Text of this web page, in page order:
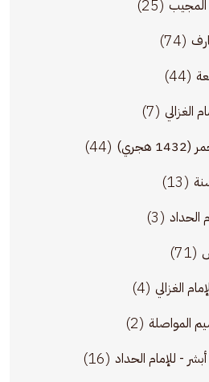
المجيب (25)
(74)
(44)
الغزالي (7)
هجري) (44)
(13)
الحداد (3)
(71)
الغزالي (4)
المواصلة (2)
- للإمام الحداد (16)